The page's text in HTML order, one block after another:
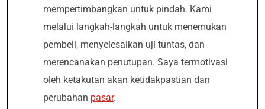
mempertimbangkan untuk pindah. Kami
melalui langkah-langkah untuk menemukan
pembeli, menyelesaikan uji tuntas, dan
merencanakan penutupan. Saya termotivasi
oleh ketakutan akan ketidakpastian dan
perubahan pasar.